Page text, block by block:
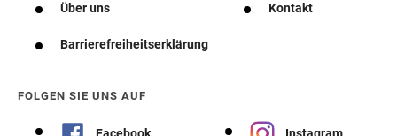
Über uns Kontakt
Barrierefreiheitserklärung
FOLGEN SIE UNS AUF
Facebook Instagram